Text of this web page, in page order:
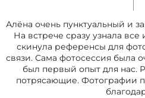
Алёна очень пунктуальный и
На встрече сразу узнала
скинула референсы для
связи. Сама фотосессия была
был первый опыт для нас.
потрясающие. Фотографии